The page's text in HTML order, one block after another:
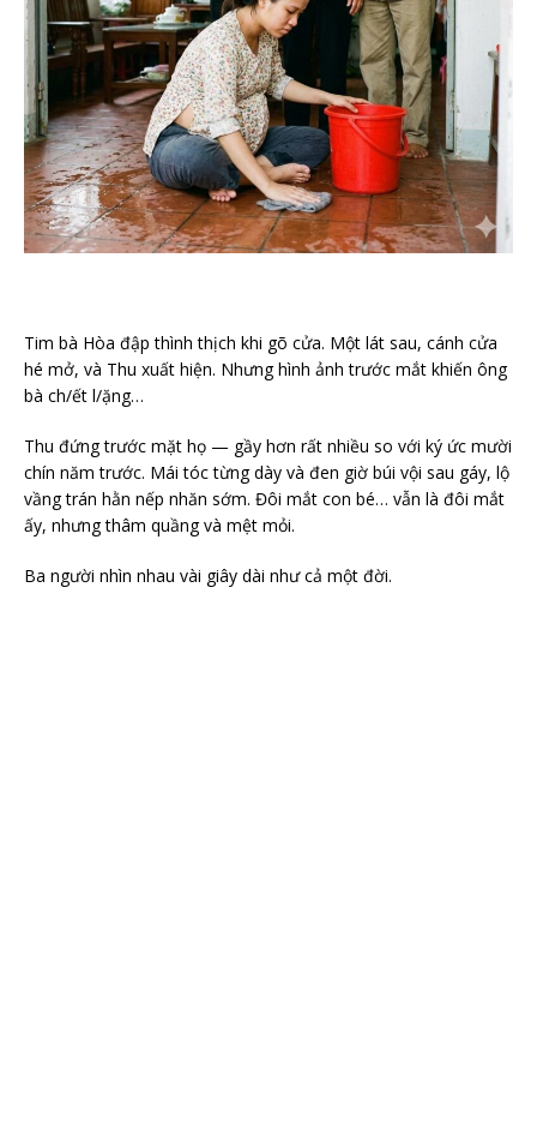
Tim bà Hòa đập thình thịch khi gõ cửa. Một lát sau, cánh cửa
hé mở, và Thu xuất hiện. Nhưng hình ảnh trước mắt khiến ông
bà ch/ết l/ặng…
Thu đứng trước mặt họ — gầy hơn rất nhiều so với ký ức mười
chín năm trước. Mái tóc từng dày và đen giờ búi vội sau gáy, lộ
vầng trán hằn nếp nhăn sớm. Đôi mắt con bé… vẫn là đôi mắt
ấy, nhưng thâm quầng và mệt mỏi.
Ba người nhìn nhau vài giây dài như cả một đời.